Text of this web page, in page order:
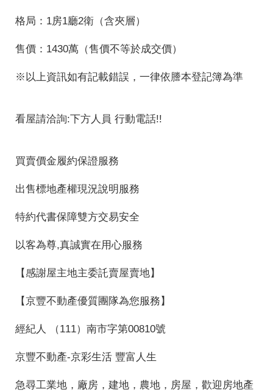
格局：1房1廳2衛（含夾層）
售價：1430萬（售價不等於成交價）
※以上資訊如有記載錯誤，一律依謄本登記簿為準
看屋請洽詢:下方人員 行動電話!!
買賣價金履約保證服務
出售標地產權現況說明服務
特約代書保障雙方交易安全
以客為尊,真誠實在用心服務
【感謝屋主地主委託賣屋賣地】
【京豐不動產優質團隊為您服務】
經紀人 （111）南市字第00810號
京豐不動產-京彩生活 豐富人生
急尋工業地，廠房，建地，農地，房屋，歡迎房地產